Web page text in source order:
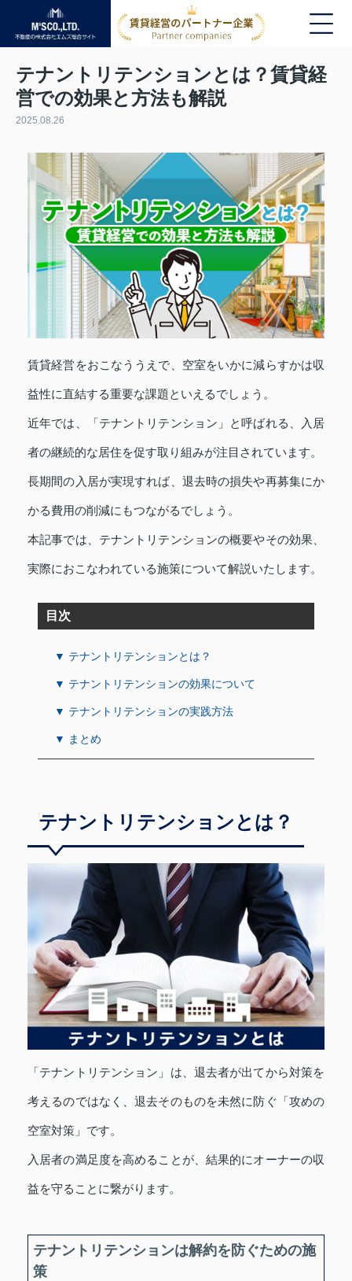
テナントリテンションとは？賃貸経
営での効果と方法も解説
2025.08.26
賃貸経営をおこなううえで、空室をいかに減らすかは収
益性に直結する重要な課題といえるでしょう。
近年では、「テナントリテンション」と呼ばれる、入居
者の継続的な居住を促す取り組みが注目されています。
長期間の入居が実現すれば、退去時の損失や再募集にか
かる費用の削減にもつながるでしょう。
本記事では、テナントリテンションの概要やその効果、
実際におこなわれている施策について解説いたします。
目次
▼ テナントリテンションとは？
▼ テナントリテンションの効果について
▼ テナントリテンションの実践方法
▼ まとめ
テナントリテンションとは？
「テナントリテンション」は、退去者が出てから対策を
考えるのではなく、退去そのものを未然に防ぐ「攻めの
空室対策」です。
入居者の満足度を高めることが、結果的にオーナーの収
益を守ることに繋がります。
テナントリテンションは解約を防ぐための施
策